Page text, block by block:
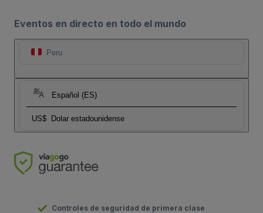
Eventos en directo en todo el mundo
Peru
Español (ES)
US$ Dolar estadounidense
Controles de seguridad de primera clase